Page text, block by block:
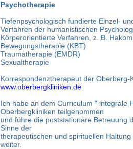
Psychotherapie
Tiefenpsychologisch fundierte Einzel-
Verfahren der humanistischen
Körperorientierte Verfahren, z. B.
Bewegungstherapie (KBT)
Traumatherapie (EMDR)
Sexualtherapie
Korrespondenztherapeut der Oberberg-
www.oberbergkliniken.de
Ich habe an dem Curriculum " integrale
Oberbergkliniken teilgenommen
und führe die poststationäre Betreuung
Sinne der
therapeutischen und spirituellen Haltung
weiter.